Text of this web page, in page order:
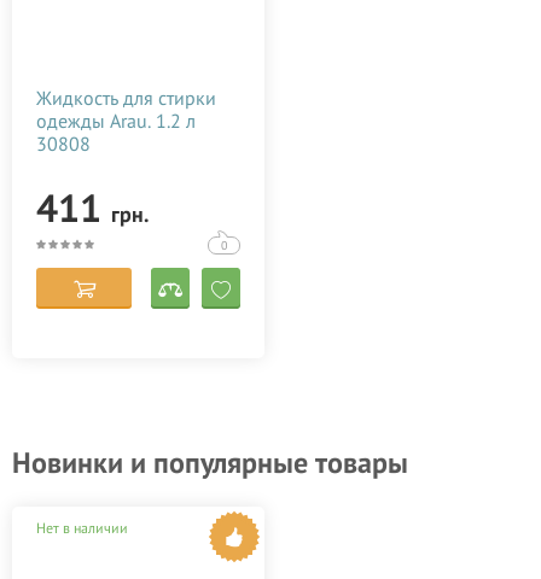
Жидкость для стирки
одежды Arau. 1.2 л
30808
411 грн.
0
Новинки и популярные товары
Нет в наличии